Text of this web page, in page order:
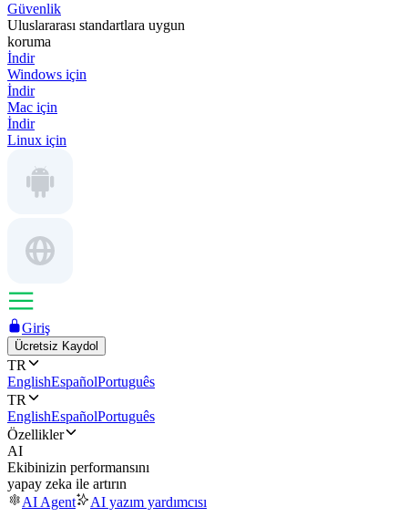
Güvenlik
Uluslararası standartlara uygun
koruma
İndir
Windows için
İndir
Mac için
İndir
Linux için
Giriş
Ücretsiz Kaydol
TR
EnglishEspañolPortuguês
TR
EnglishEspañolPortuguês
Özellikler
AI
Ekibinizin performansını
yapay zeka ile artırın
AI Agent
AI yazım yardımcısı